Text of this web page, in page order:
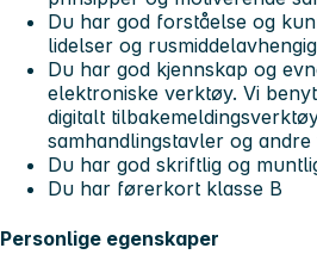
Du har god forståelse og
lidelser og
Du har god kjennskap og
elektroniske verktøy. Vi
digitalt
samhandlingstavler og
Du har god skriftlig og
Du har førerkort klasse B
Personlige egenskaper